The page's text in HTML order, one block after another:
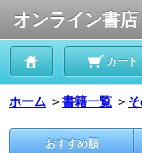
オンライン書
カート
ホーム ＞書籍一覧 ＞
おすすめ順